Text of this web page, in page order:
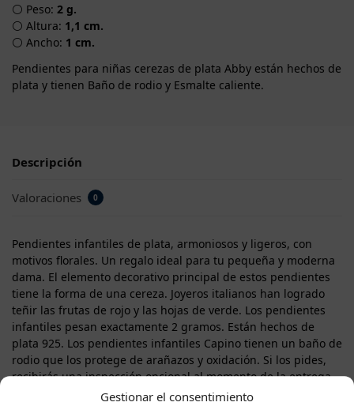
Gestionar el consentimiento
⚪ Peso: 2 g.
⚪ Altura: 1,1 cm.
⚪ Ancho: 1 cm.
Pendientes para niñas cerezas de plata Abby están hechos de
plata y tienen Baño de rodio y Esmalte caliente.
Descripción
Valoraciones 0
Pendientes infantiles de plata, armoniosos y ligeros, con
motivos florales. Un regalo ideal para tu pequeña y moderna
dama. El elemento decorativo principal de estos pendientes
tiene la forma de una cereza. Joyeros italianos han logrado
teñir las frutas de rojo y las hojas de verde. Los pendientes
infantiles pesan exactamente 2 gramos. Están hechos de
plata 925. Los pendientes infantiles Capino tienen un baño de
rodio que los protege de arañazos y oxidación. Si los pides,
recibirás una inspección opcional al momento de la entrega,
un certificado de calidad y una caja de regalo gratuita.